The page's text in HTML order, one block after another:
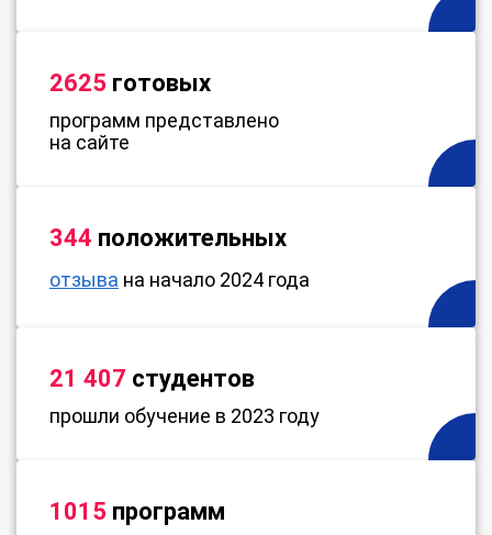
2625 готовых
программ представлено
на сайте
344 положительных
отзыва на начало 2024 года
21 407 студентов
прошли обучение в 2023 году
1015 программ